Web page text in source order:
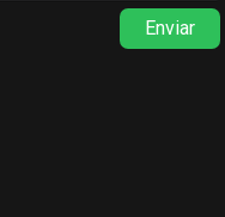
Enviar